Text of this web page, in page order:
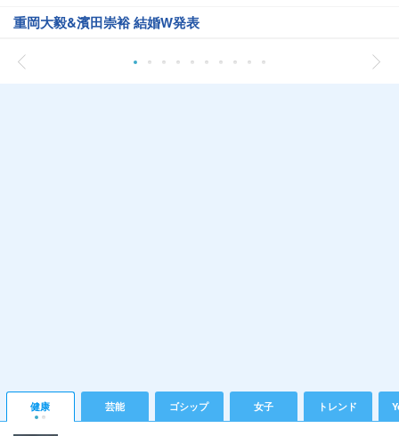
重岡大毅&濱田崇裕 結婚W発表
健康 芸能 ゴシップ 女子 トレンド